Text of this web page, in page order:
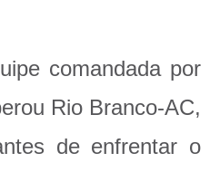
comandada por
Rio Branco-AC,
de enfrentar o